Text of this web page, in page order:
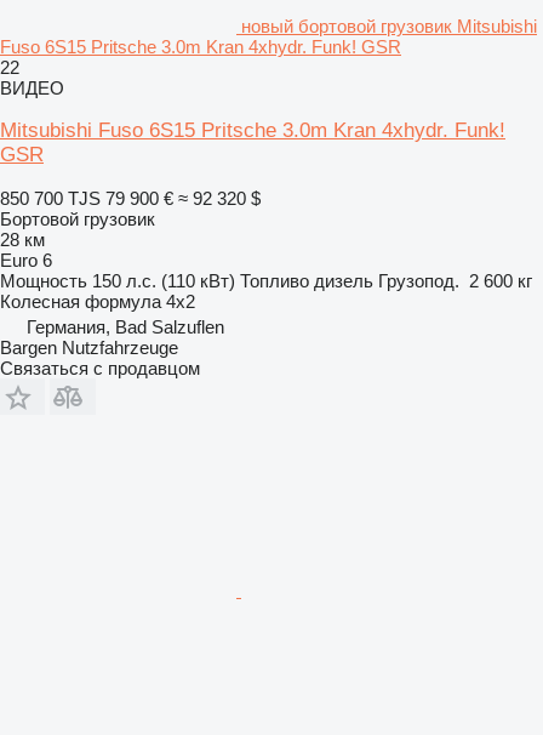
новый бортовой грузовик Mitsubishi
Fuso 6S15 Pritsche 3.0m Kran 4xhydr. Funk! GSR
22
ВИДЕО
Mitsubishi Fuso 6S15 Pritsche 3.0m Kran 4xhydr. Funk!
GSR
850 700 TJS 79 900 € ≈ 92 320 $
Бортовой грузовик
28 км
Euro 6
Мощность 150 л.с. (110 кВт) Топливо дизель Грузопод. 2 600 кг
Колесная формула 4x2
Германия, Bad Salzuflen
Bargen Nutzfahrzeuge
Связаться с продавцом